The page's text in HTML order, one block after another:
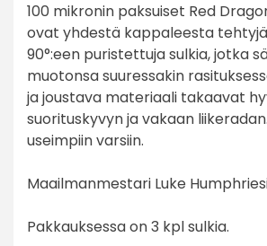
100 mikronin paksuiset Red
ovat yhdestä kappaleesta
90°:een puristettuja sulkia, jotka
muotonsa suuressakin
ja joustava materiaali takaavat
suorituskyvyn ja vakaan
useimpiin varsiin.
Maailmanmestari Luke
Pakkauksessa on 3 kpl sulkia.